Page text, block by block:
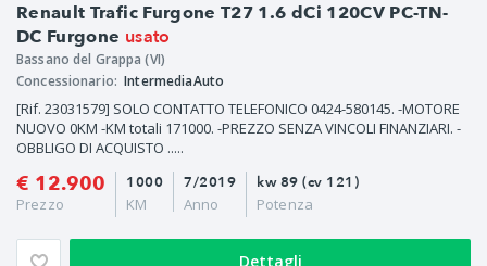
Renault Trafic Furgone T27 1.6 dCi 120CV PC-TN-
DC Furgone usato
Bassano del Grappa (VI)
Concessionario: IntermediaAuto
[Rif. 23031579] SOLO CONTATTO TELEFONICO 0424-580145. -MOTORE
NUOVO 0KM -KM totali 171000. -PREZZO SENZA VINCOLI FINANZIARI. -
OBBLIGO DI ACQUISTO .....
€ 12.900
Prezzo
7/2019
Anno
1000
KM
kw 89 (cv 121)
Potenza
Dettagli